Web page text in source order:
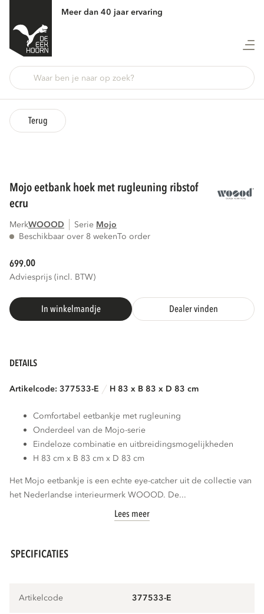
Meer dan 40 jaar ervaring
Terug
mojo eetbank hoek met rugleuning ribstof
ecru
MerkWOOOD Serie
mojo
Beschikbaar over 8 wekenTo order
699.00
Adviesprijs (incl. BTW)
In winkelmandje Dealer vinden
DETAILS
Artikelcode: 377533-E H 83 x B 83 x D 83 cm
Comfortabel eetbankje met rugleuning
Onderdeel van de Mojo-serie
Eindeloze combinatie en uitbreidingsmogelijkheden
H 83 cm x B 83 cm x D 83 cm
Het Mojo eetbankje is een echte eye-catcher uit de collectie van
het Nederlandse interieurmerk WOOOD. De...
Lees meer
SPECIFICATIES
Artikelcode 377533-E